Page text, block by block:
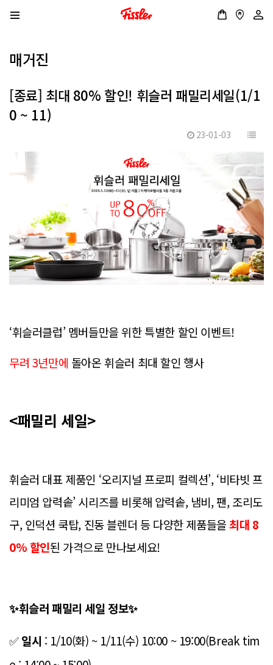
매거진
[종료] 최대 80% 할인! 휘슬러 패밀리세일(1/1
0 ~ 11)
23-01-03
‘휘슬러클럽’ 멤버들만을 위한 특별한 할인 이벤트!
무려 3년만에 돌아온 휘슬러 최대 할인 행사
<패밀리 세일>
휘슬러 대표 제품인 ‘오리지널 프로피 컬렉션’, ‘비타빗 프
리미엄 압력솥’ 시리즈를 비롯해 압력솥, 냄비, 팬, 조리도
구, 인덕션 쿡탑, 진동 블렌더 등다양한 제품들을최대 8
0% 할인된 가격으로 만나보세요!
✨휘슬러 패밀리 세일 정보✨
✅일시 : 1/10(화) ~ 1/11(수) 10:00 ~ 19:00(Break tim